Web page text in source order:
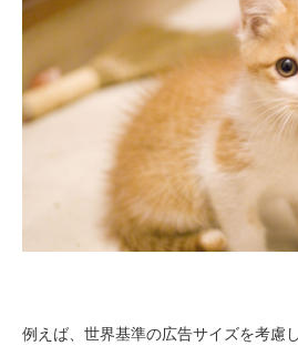
例えば、世界基準の広告サイズを考慮